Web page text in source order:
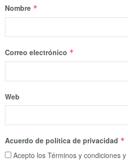
Nombre *
Correo electrónico *
Web
Acuerdo de política de privacidad *
Acepto los Términos y condiciones y